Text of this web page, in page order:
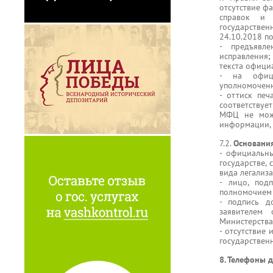
отсутствие
справок и
24.10.2018
-
текста
- на
- оттиск
МФЦ не
информации,
7.2.
-
вида
- лицо,
- подпись
- отсутствие
8. Телефоны